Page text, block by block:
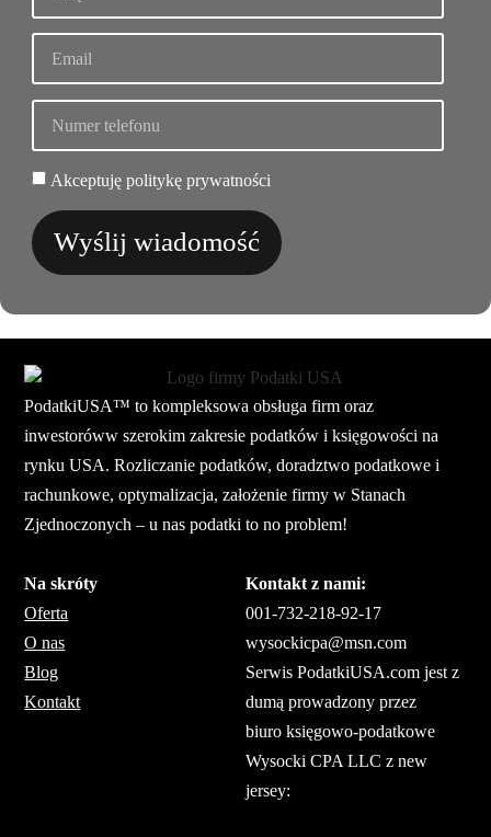
Akceptuję politykę prywatności
Wyślij wiadomość
Na skróty
Oferta
O nas
Blog
Kontakt
Kontakt z nami:
001-732-218-92-17
wysockicpa@msn.com
Serwis PodatkiUSA.com jest z
dumą prowadzony przez
biuro księgowo-podatkowe
Wysocki CPA LLC z new
jersey:
PodatkiUSA™ to kompleksowa obsługa firm oraz
inwestoróww szerokim zakresie podatków i księgowości na
rynku USA. Rozliczanie podatków, doradztwo podatkowe i
rachunkowe, optymalizacja, założenie firmy w Stanach
Zjednoczonych – u nas podatki to no problem!